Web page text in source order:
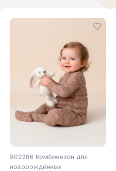
802286 Комбинезон для
новорождённых